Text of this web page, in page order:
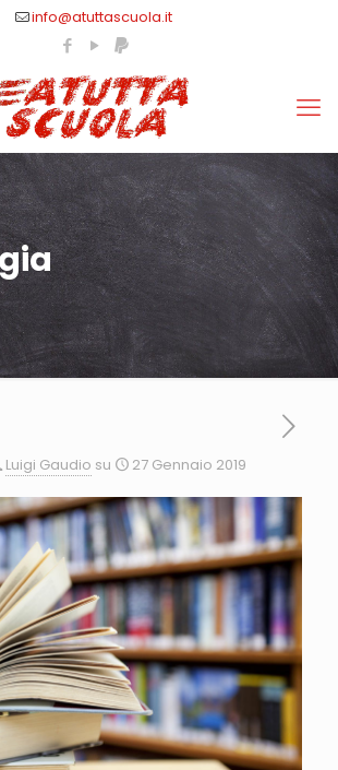
info@atuttascuola.it
Luigi Gaudio su 27 Gennaio 2019